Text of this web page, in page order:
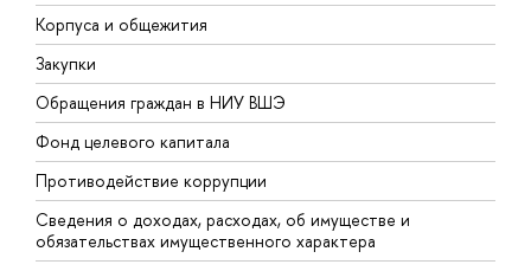
Корпуса и общежития
Закупки
Обращения граждан в НИУ ВШЭ
Фонд целевого капитала
Противодействие коррупции
Сведения о доходах, расходах, об имуществе и
обязательствах имущественного характера